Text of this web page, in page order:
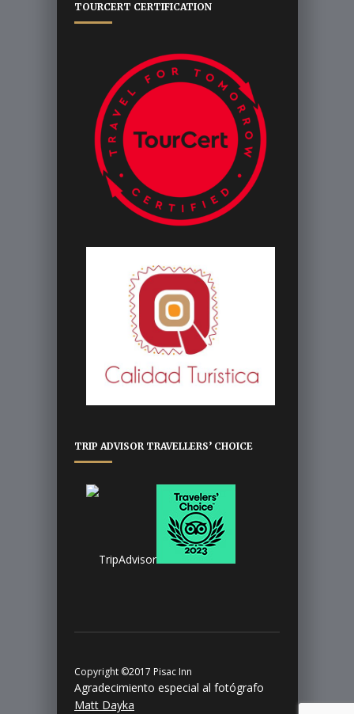
TOURCERT CERTIFICATION
TRIP ADVISOR TRAVELLERS’ CHOICE
Copyright ©2017 Pisac Inn
Agradecimiento especial al fotógrafo
Matt Dayka